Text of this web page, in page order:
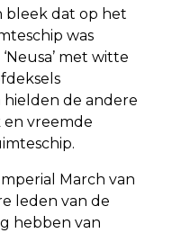
bleek dat op het
was
met witte
de andere
en vreemde
March van
leden van de
hebben van